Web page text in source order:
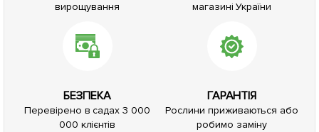
вирощування
магазині України
БЕЗПЕКА
Перевірено в садах 3 000
000 клієнтів
ГАРАНТІЯ
Рослини приживаються або
робимо заміну